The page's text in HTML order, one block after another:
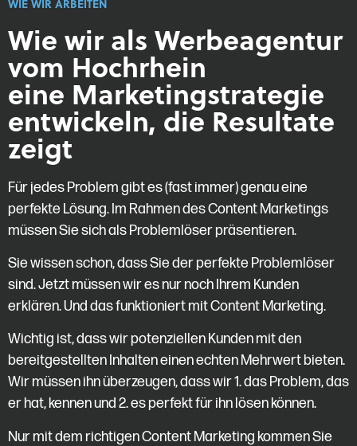
Wie wir als Werbeagentur
vom Hochrhein
eine Marketingstrategie
entwickeln, die Resultate
zeigt
Für jedes Problem gibt es (fast immer) genau eine
perfekte Lösung. Im Rahmen des Content Marketings
müssen Sie sich als Problemlöser präsentieren.
Sie wissen schon, dass Sie der perfekte Problemlöser
sind. Jetzt müssen wir es nur noch Ihrem Kunden
erklären. Und das funktioniert mit Content Marketing.
Wichtig ist, dass wir potenziellen Kunden mit den
bereitgestellten Inhalten einen echten Mehrwert bieten.
Wir müssen ihn überzeugen, dass wir 1. das Problem, das
er hat, kennen und 2. es perfekt für ihn lösen können.
Nur mit dem richtigen Content Marketing kommen Sie